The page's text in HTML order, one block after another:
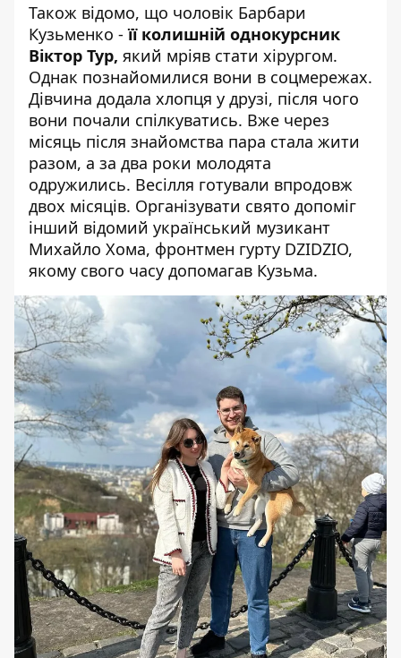
Також відомо, що чоловік Барбари
Кузьменко -її колишній однокурсник
Віктор Тур, який мріяв стати хірургом.
Однак познайомилися вони в соцмережах.
Дівчина додала хлопця у друзі, після чого
вони почали спілкуватись. Вже через
місяць після знайомства пара стала жити
разом, а за два роки молодята
одружились. Весілля готували впродовж
двох місяців. Організувати свято допоміг
інший відомий український музикант
Михайло Хома, фронтмен гурту DZIDZIO,
якому свого часу допомагав Кузьма.